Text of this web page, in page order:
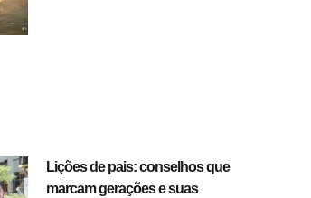
Lições de pais: conselhos que
marcam gerações e suas